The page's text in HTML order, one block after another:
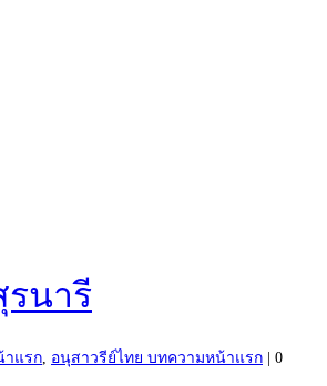
รนารี
าแรก, อนุสาวรีย์ไทย บทความหน้าแรก 0